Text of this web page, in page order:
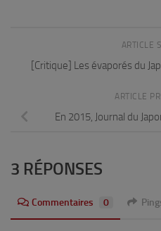
ARTICLE
[Critique] Les évaporés du
ARTICLE
En 2015, Journal du
3 RÉPONSES
Commentaires 0